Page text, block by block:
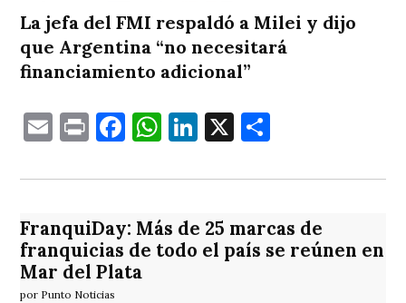
La jefa del FMI respaldó a Milei y dijo
que Argentina “no necesitará
financiamiento adicional”
EmailPrintFacebook
WhatsApp
LinkedIn
X
FranquiDay: Más de 25 marcas de
franquicias de todo el país se reúnen en
Mar del Plata
por Punto Noticias